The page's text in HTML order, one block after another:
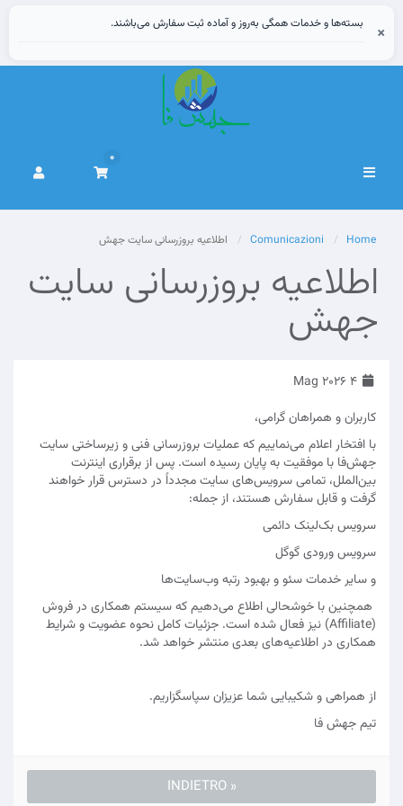
بسته‌ها و خدمات همگی به‌روز و آماده ثبت سفارش می‌باشند. ×
Attiva
0
Home
Comunicazioni اطلاعیه بروزرسانی سایت جهش‌
اطلاعیه بروزرسانی سایت
جهش‌
4 Mag 2026
کاربران و همراهان گرامی،
با افتخار اعلام می‌نماییم که عملیات بروزرسانی فنی و زیرساختی سایت
جهش‌فا با موفقیت به پایان رسیده است. پس از برقراری اینترنت
بین‌الملل، تمامی سرویس‌های سایت مجدداً در دسترس قرار خواهند
گرفت و قابل سفارش هستند، از جمله:
سرویس بک‌لینک دائمی
سرویس ورودی گوگل
و سایر خدمات سئو و بهبود رتبه وب‌سایت‌ها
همچنین با خوشحالی اطلاع می‌دهیم که سیستم همکاری در فروش
(Affiliate) نیز فعال شده است. جزئیات کامل نحوه عضویت و شرایط
همکاری در اطلاعیه‌های بعدی منتشر خواهد شد.
از همراهی و شکیبایی شما عزیزان سپاسگزاریم.
تیم جهش‌ فا
« INDIETRO